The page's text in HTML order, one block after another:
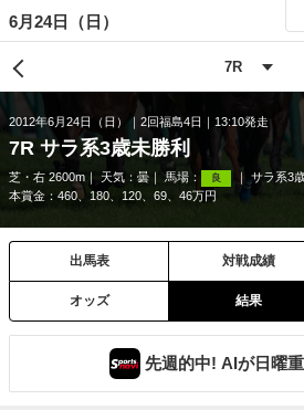
6月24日（日）
2012年6月24日（日） 2回福島4日 13:10発走
7R サラ系3歳未勝利
芝・右 2600m 天気： 曇 馬場： 良 サラ系3
本賞金：460、180、120、69、46万円
出馬表 対戦成績
オッズ 結果
先週的中! AIが日曜